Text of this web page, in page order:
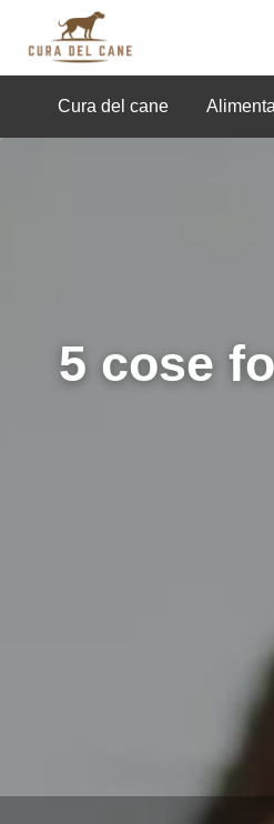
Curiosità
Cura del cane
5 cose